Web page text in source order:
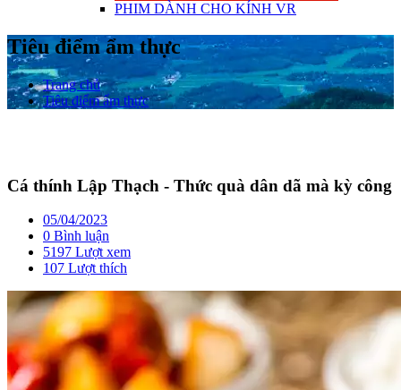
PHIM DÀNH CHO KÍNH VR
Tiêu điểm ẩm thực
Trang chủ
Tiêu điểm ẩm thực
Cá thính Lập Thạch - Thức quà dân dã mà kỳ công
05/04/2023
0 Bình luận
5197 Lượt xem
107 Lượt thích